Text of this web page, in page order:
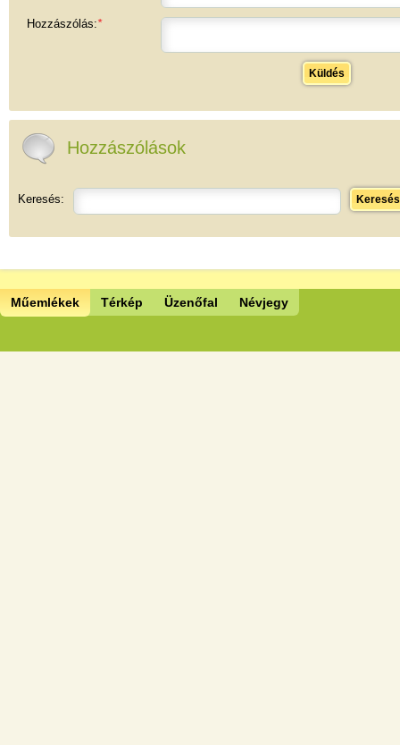
Hozzászólás:*
Küldés
Hozzászólások
Keresés: Keresés
Műemlékek Térkép Üzenőfal Névjegy